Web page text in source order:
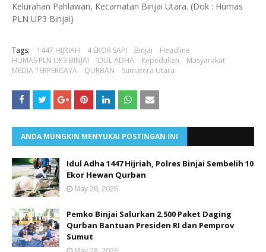
Kelurahan Pahlawan, Kecamatan Binjai Utara. (Dok : Humas
PLN UP3 Binjai)
Tags: 1447 HIJRIAH 4 EKOR SAPI Binjai
Headline
HUMAS PLN UP3 BINJAI
IDUL ADHA Kepedulian
Masyarakat
MEDIA TERPERCAYA
QURBAN Sumatera Utara
ANDA MUNGKIN MENYUKAI POSTINGAN INI
Idul Adha 1447 Hijriah, Polres Binjai Sembelih 10
Ekor Hewan Qurban
May 28, 2026
Pemko Binjai Salurkan 2.500 Paket Daging
Qurban Bantuan Presiden RI dan Pemprov
Sumut